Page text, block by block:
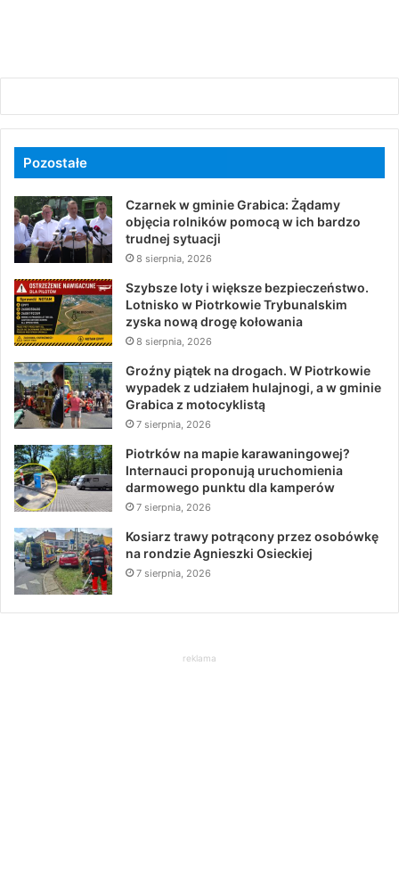
Pozostałe
Czarnek w gminie Grabica: Żądamy
objęcia rolników pomocą w ich bardzo
trudnej sytuacji
8 sierpnia, 2026
Szybsze loty i większe bezpieczeństwo.
Lotnisko w Piotrkowie Trybunalskim
zyska nową drogę kołowania
8 sierpnia, 2026
Groźny piątek na drogach. W Piotrkowie
wypadek z udziałem hulajnogi, a w gminie
Grabica z motocyklistą
7 sierpnia, 2026
Piotrków na mapie karawaningowej?
Internauci proponują uruchomienia
darmowego punktu dla kamperów
7 sierpnia, 2026
Kosiarz trawy potrącony przez osobówkę
na rondzie Agnieszki Osieckiej
7 sierpnia, 2026
reklama